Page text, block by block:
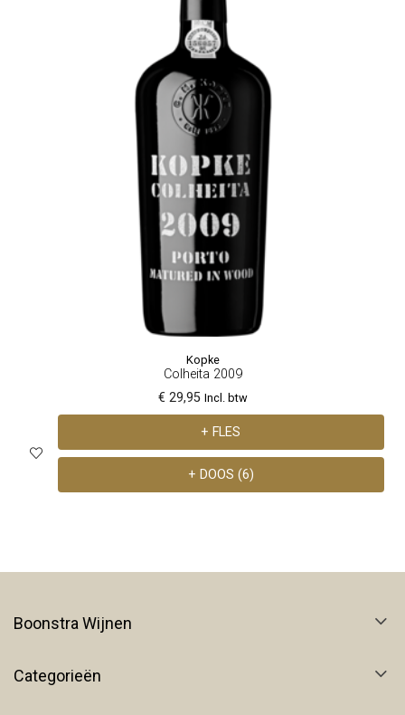
Kopke
Colheita 2009
€ 29,95 Incl. btw
+ FLES
+ DOOS (6)
Boonstra Wijnen
Categorieën